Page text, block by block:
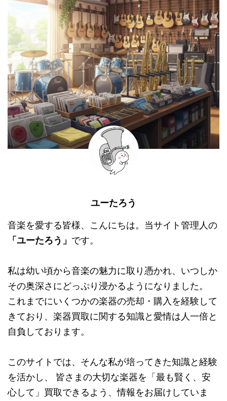
ユーたろう
音楽を愛する皆様、こんにちは。当サイト管理人の
「ユーたろう」 です。
私は幼い頃から音楽の魅力に取り憑かれ、いつしか
その奥深さにどっぷり浸かるようになりました。
これまでにいくつかの楽器の売却・購入を経験して
きており、楽器買取に関する知識と愛情は人一倍と
自負しております。
このサイトでは、そんな私が培ってきた知識と経験
を活かし、 皆さまの大切な楽器を「最も賢く、安
心して」買取できるよう、情報をお届けしていま